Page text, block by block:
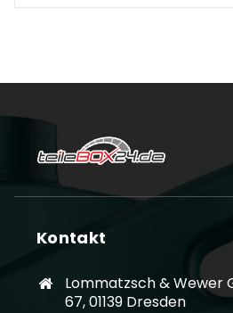
Kontakt
Lommatzsch & Wewer
67, 01139 Dresden